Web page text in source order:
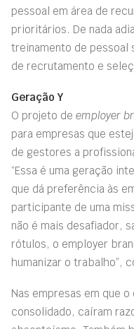
pessoal em área de
prioritários. De nada
treinamento de pessoal
de recrutamento e
Geração Y
O projeto de employer
para empresas que
de gestores a
“Essa é uma geração
que dá preferência às
participante de uma
não é mais desafiador,
rótulos, o employer
humanizar o trabalho”,
Nas empresas em que
consolidado, caíram